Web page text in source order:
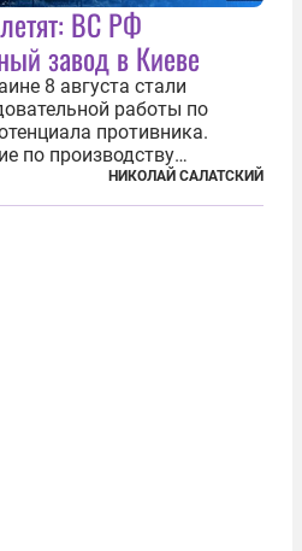
ВС РФ
завод в Киеве
8 августа стали
работы по
противника.
по производству
склад топлива и два
грузами. Дополнительно
НИКОЛАЙ САЛАТСКИЙ